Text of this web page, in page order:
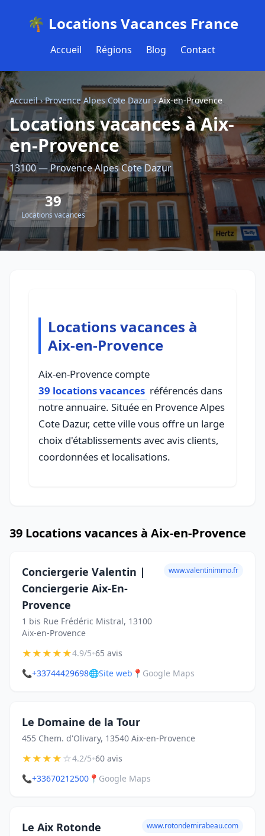
🌴 Locations Vacances France
Accueil Régions Blog Contact
Accueil›Provence Alpes Cote Dazur›Aix-en-Provence
Locations vacances à Aix-
en-Provence
13100 — Provence Alpes Cote Dazur
39
Locations vacances
Locations vacances à
Aix-en-Provence
Aix-en-Provence compte
39 locations vacances référencés dans
notre annuaire. Située en Provence Alpes
Cote Dazur, cette ville vous offre un large
choix d'établissements avec avis clients,
coordonnées et localisations.
39 Locations vacances à Aix-en-Provence
Conciergerie Valentin |
Conciergerie Aix-En-
Provence
1 bis Rue Frédéric Mistral, 13100
Aix-en-Provence
www.valentinimmo.fr
★★★★★4.9/5•65 avis
📞+33744429698🌐Site web 📍 Google Maps
Le Domaine de la Tour
455 Chem. d'Olivary, 13540 Aix-en-Provence
★★★★☆4.2/5•60 avis
📞+33670212500 📍 Google Maps
Le Aix Rotonde
www.rotondemirabeau.com